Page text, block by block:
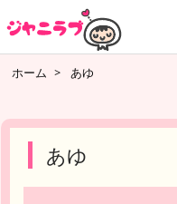
ホーム > あゆ
あゆ